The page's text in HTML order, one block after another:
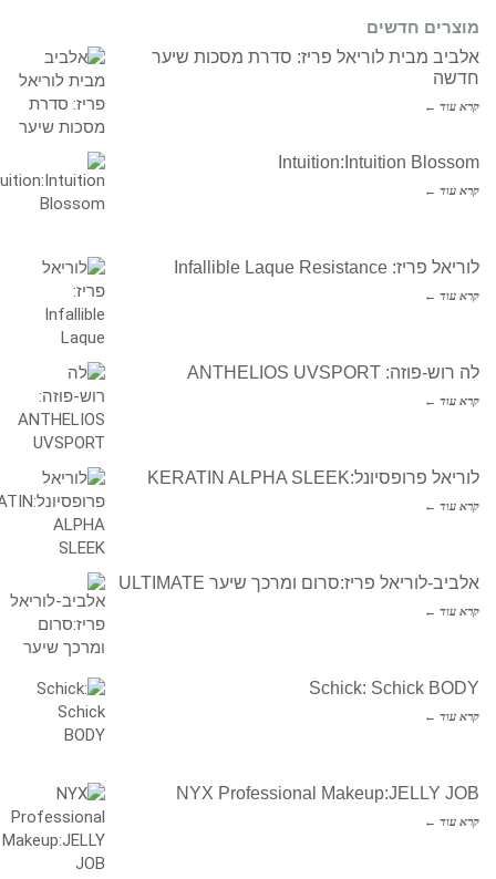
מוצרים חדשים
אלביב מבית לוריאל פריז: סדרת מסכות שיער
חדשה
קרא עוד ←
Intuition:Intuition Blossom
קרא עוד ←
לוריאל פריז: Infallible Laque Resistance
קרא עוד ←
לה רוש-פוזה: ANTHELIOS UVSPORT
קרא עוד ←
לוריאל פרופסיונל:KERATIN ALPHA SLEEK
קרא עוד ←
אלביב-לוריאל פריז:סרום ומרכך שיער ULTIMATE
קרא עוד ←
Schick: Schick BODY
קרא עוד ←
NYX Professional Makeup:JELLY JOB
קרא עוד ←